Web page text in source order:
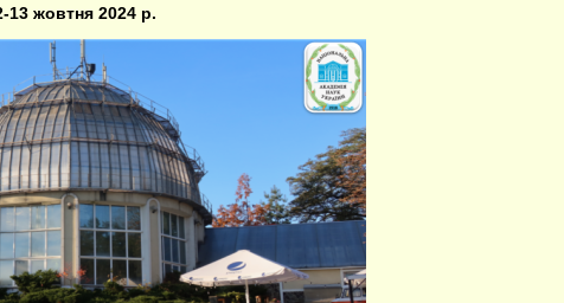
13 жовтня 2024 р.